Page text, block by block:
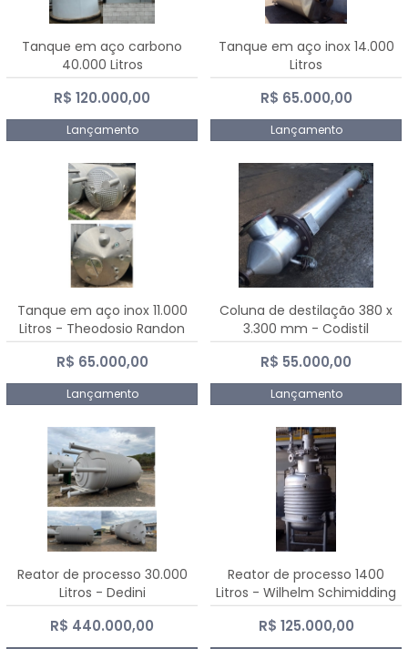
Tanque em aço carbono
40.000 Litros
R$ 120.000,00
Lançamento
Tanque em aço inox 14.000
Litros
R$ 65.000,00
Lançamento
Tanque em aço inox 11.000
Litros - Theodosio Randon
R$ 65.000,00
Lançamento
Coluna de destilação 380 x
3.300 mm - Codistil
R$ 55.000,00
Lançamento
Reator de processo 30.000
Litros - Dedini
R$ 440.000,00
Reator de processo 1400
Litros - Wilhelm Schimidding
R$ 125.000,00